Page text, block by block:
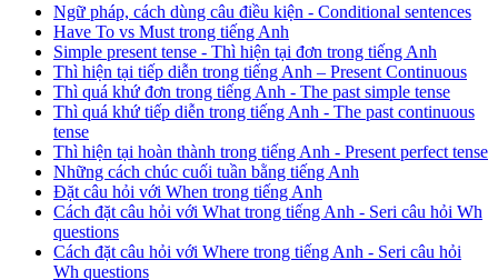
Ngữ pháp, cách dùng câu điều kiện - Conditional sentences
Have To vs Must trong tiếng Anh
Simple present tense - Thì hiện tại đơn trong tiếng Anh
Thì hiện tại tiếp diễn trong tiếng Anh – Present Continuous
Thì quá khứ đơn trong tiếng Anh - The past simple tense
Thì quá khứ tiếp diễn trong tiếng Anh - The past continuous
tense
Thì hiện tại hoàn thành trong tiếng Anh - Present perfect tense
Những cách chúc cuối tuần bằng tiếng Anh
Đặt câu hỏi với When trong tiếng Anh
Cách đặt câu hỏi với What trong tiếng Anh - Seri câu hỏi Wh
questions
Cách đặt câu hỏi với Where trong tiếng Anh - Seri câu hỏi
Wh questions